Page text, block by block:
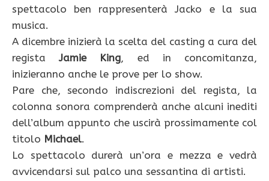
spettacolo ben rappresenterà Jacko e la sua
musica.
A dicembre inizierà la scelta del casting a cura del
registaJamie King, ed in concomitanza,
inizieranno anche le prove per lo show.
Pare che, secondo indiscrezioni del regista, la
colonna sonora comprenderà anche alcuni inediti
dell’album appunto che uscirà prossimamente col
titolo Michael.
Lo spettacolo durerà un’ora e mezza e vedrà
avvicendarsi sul palco una sessantina di artisti.